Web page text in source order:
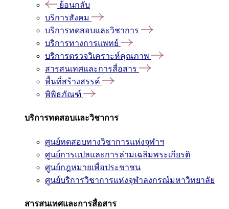
ย้อนกลับ
บริการสังคม
บริการทดสอบและวิชาการ
บริการทางการแพทย์
บริการตรวจวิเคราะห์คุณภาพ
สารสนเทศและการสื่อสาร
พื้นที่สร้างสรรค์
พิพิธภัณฑ์
บริการทดสอบและวิชาการ
ศูนย์ทดสอบทางวิชาการแห่งจุฬาฯ
ศูนย์การแปลและการล่ามเฉลิมพระเกียรติ
ศูนย์กฎหมายเพื่อประชาชน
ศูนย์บริการวิชาการแห่งจุฬาลงกรณ์มหาวิทยาลัย
สารสนเทศและการสื่อสาร